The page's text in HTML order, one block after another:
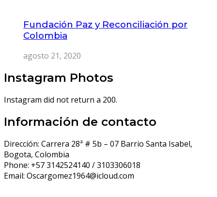
Fundación Paz y Reconciliación por
Colombia
agosto 21, 2020
Instagram Photos
Instagram did not return a 200.
Información de contacto
Dirección: Carrera 28ª # 5b – 07 Barrio Santa Isabel,
Bogota, Colombia
Phone: +57 3142524140 / 3103306018
Email: Oscargomez1964@icloud.com